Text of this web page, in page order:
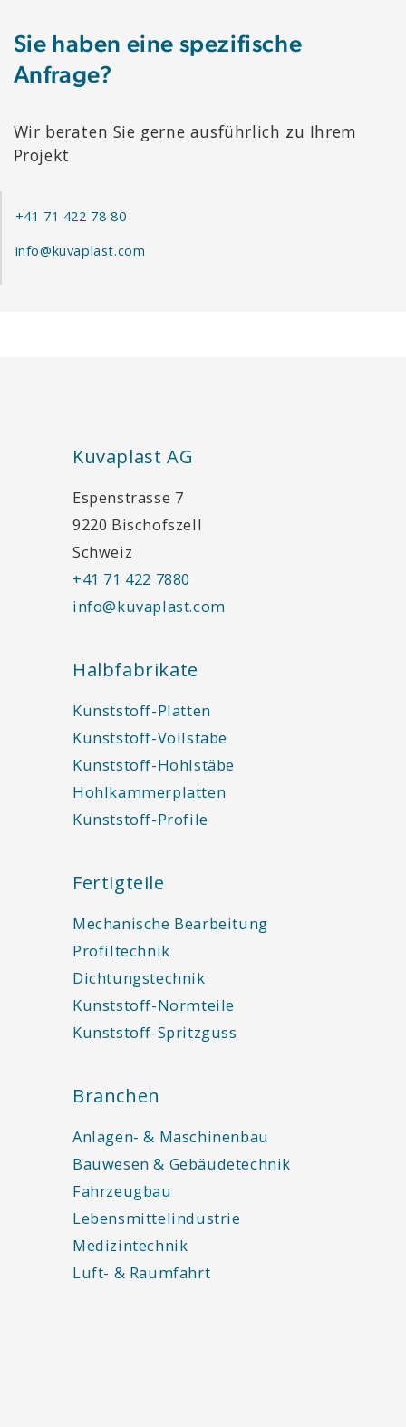
Sie haben eine spezifische
Anfrage?
Wir beraten Sie gerne ausführlich zu Ihrem
Projekt
+41 71 422 78 80
info@kuvaplast.com
Kuvaplast AG
Espenstrasse 7
9220 Bischofszell
Schweiz
+41 71 422 7880
info@kuvaplast.com
Halbfabrikate
Kunststoff-Platten
Kunststoff-Vollstäbe
Kunststoff-Hohlstäbe
Hohlkammerplatten
Kunststoff-Profile
Fertigteile
Mechanische Bearbeitung
Profiltechnik
Dichtungstechnik
Kunststoff-Normteile
Kunststoff-Spritzguss
Branchen
Anlagen- & Maschinenbau
Bauwesen & Gebäudetechnik
Fahrzeugbau
Lebensmittelindustrie
Medizintechnik
Luft- & Raumfahrt